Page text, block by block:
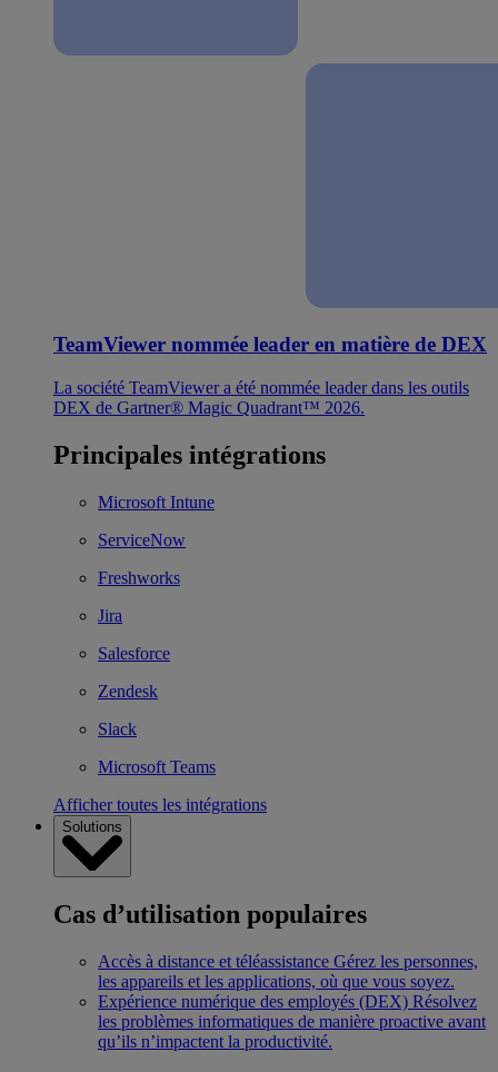
TeamViewer nommée leader en matière de DEX
La société TeamViewer a été nommée leader dans les outils
DEX de Gartner® Magic Quadrant™ 2026.
Principales intégrations
Microsoft Intune
ServiceNow
Freshworks
Jira
Salesforce
Zendesk
Slack
Microsoft Teams
Afficher toutes les intégrations
Solutions
Cas d’utilisation populaires
Accès à distance et téléassistance Gérez les personnes,
les appareils et les applications, où que vous soyez.
Expérience numérique des employés (DEX) Résolvez
les problèmes informatiques de manière proactive avant
qu’ils n’impactent la productivité.